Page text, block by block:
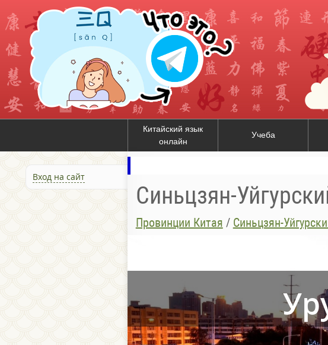
Китайский язык
онлайн
Учеба
Вход на сайт
Синьцзян-
Провинции Китая / Синьцзян-